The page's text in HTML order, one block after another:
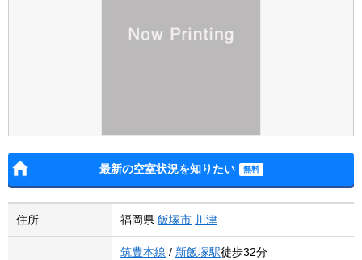
最新の空室状況を知りたい
住所 福岡県 飯塚市 川津
筑豊本線 / 新飯塚駅徒歩32分